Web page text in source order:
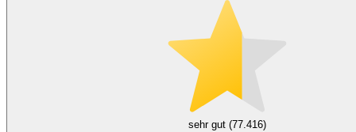
sehr gut (77.416)